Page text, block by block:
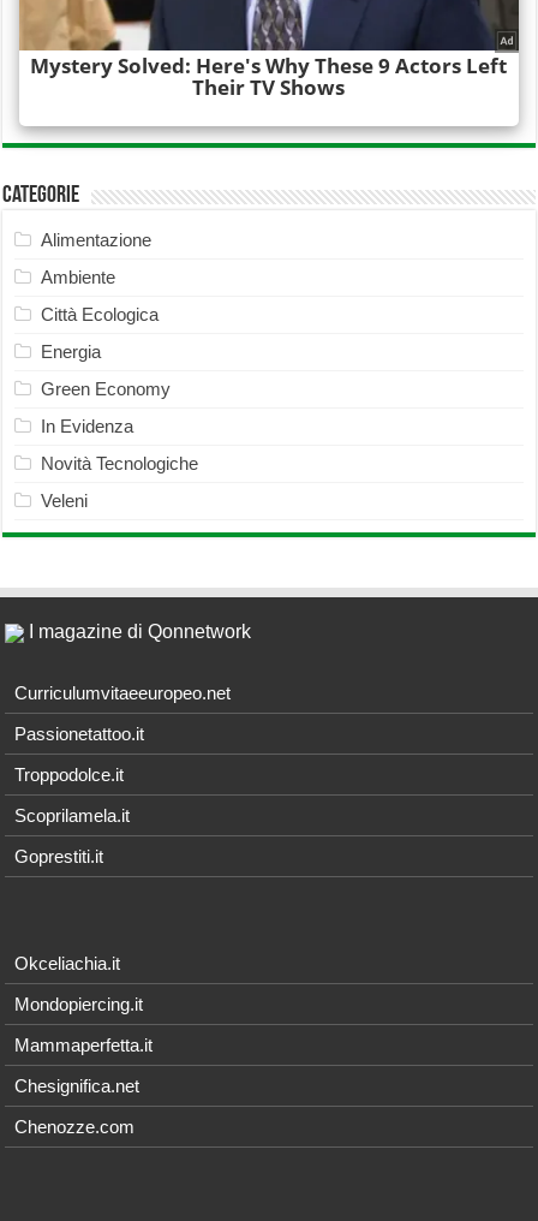
Categorie
Alimentazione
Ambiente
Città Ecologica
Energia
Green Economy
In Evidenza
Novità Tecnologiche
Veleni
I magazine di Qonnetwork
Curriculumvitaeeuropeo.net
Passionetattoo.it
Troppodolce.it
Scoprilamela.it
Goprestiti.it
Okceliachia.it
Mondopiercing.it
Mammaperfetta.it
Chesignifica.net
Chenozze.com